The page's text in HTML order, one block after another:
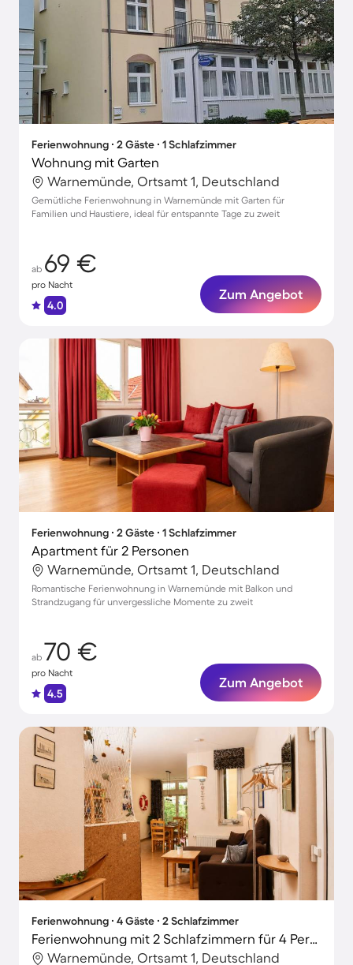
Ferienwohnung ∙ 2 Gäste ∙ 1 Schlafzimmer
Wohnung mit Garten
Warnemünde, Ortsamt 1, Deutschland
Gemütliche Ferienwohnung in Warnemünde mit Garten für
Familien und Haustiere, ideal für entspannte Tage zu zweit
ab 69 €
pro Nacht
4.0
Zum Angebot
Ferienwohnung ∙ 2 Gäste ∙ 1 Schlafzimmer
Apartment für 2 Personen
Warnemünde, Ortsamt 1, Deutschland
Romantische Ferienwohnung in Warnemünde mit Balkon und
Strandzugang für unvergessliche Momente zu zweit
ab 70 €
pro Nacht
4.5
Zum Angebot
Ferienwohnung ∙ 4 Gäste ∙ 2 Schlafzimmer
Ferienwohnung mit 2 Schlafzimmern für 4 Personen
Warnemünde, Ortsamt 1, Deutschland